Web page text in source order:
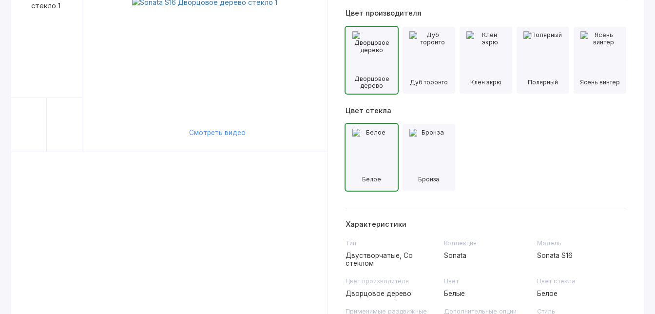
Смотреть видео
Цвет производителя
Дворцовое
дерево
Дуб торонто Клен экрю Полярный Ясень винтер
Цвет стекла
Белое Бронза
Характеристики
Тип
Двустворчатые, Со
стеклом
Коллекция
Sonata
Модель
Sonata S16
Цвет производителя
Дворцовое дерево
Цвет
Белые
Цвет стекла
Белое
Применимые раздвижные
Дополнительные опции Стиль